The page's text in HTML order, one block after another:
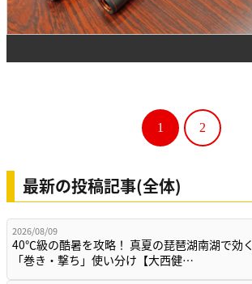
1 2
最新の投稿記事(全体)
2026/08/09
40℃級の酷暑を攻略！ 真夏の琵琶湖南湖で効く
「巻き・撃ち」使い分け【大西健…